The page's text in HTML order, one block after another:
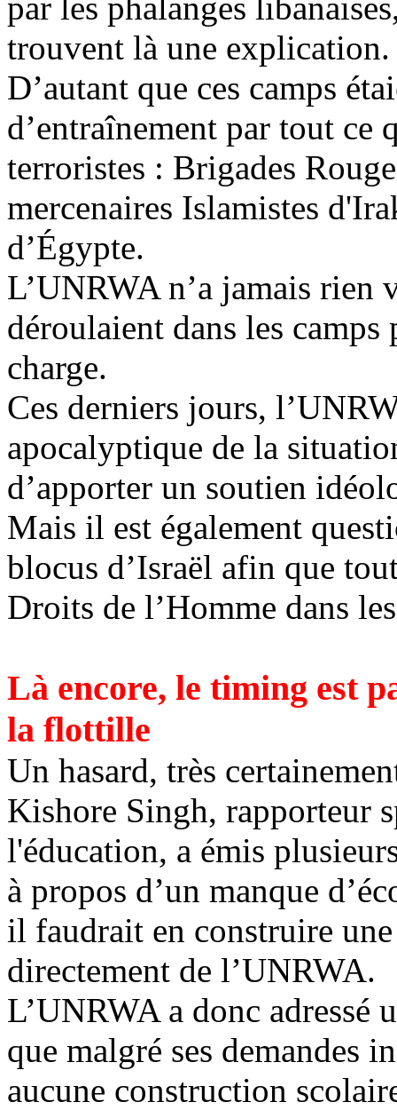
trouvent là une explication.
D’autant que ces camps
d’entraînement par tout ce
terroristes : Brigades
mercenaires Islamistes
d’Égypte.
L’UNRWA n’a jamais rien
déroulaient dans les
charge.
Ces derniers jours,
apocalyptique de la
d’apporter un soutien
Mais il est également
blocus d’Israël afin que
Droits de l’Homme dans
Là encore, le timing est
la flottille
Un hasard, très
Kishore Singh, rapporteur
l'éducation, a émis
à propos d’un manque
il faudrait en construire
directement de l’UNRWA.
L’UNRWA a donc adressé
que malgré ses demandes
aucune construction